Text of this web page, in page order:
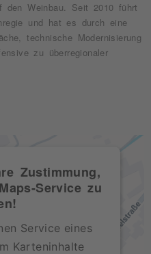
den Weinbau. Seit 2010 führt
und hat es durch eine
technische Modernisierung
zu überregionaler
Zustimmung,
Service zu
Service eines
Karteninhalte